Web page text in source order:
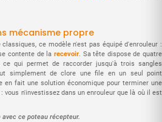
mécanisme propre
ce modèle n'est pas équipé d'enrouleur :
contente de la recevoir. Sa tête dispose de quatre
qui permet de raccorder jusqu'à trois sangles
simplement de clore une file en un seul point
en fait une solution économique pour terminer une
vous n'investissez dans un enrouleur que là où il est
ce poteau récepteur.